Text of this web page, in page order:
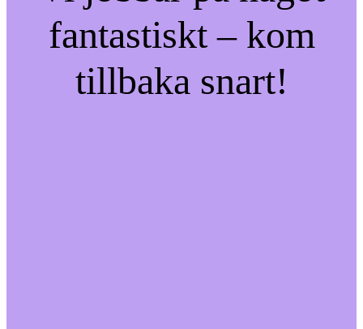
fantastiskt – kom
tillbaka snart!